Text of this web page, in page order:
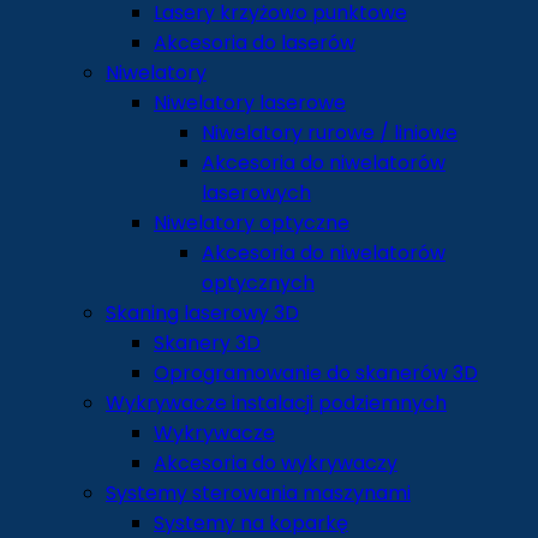
Lasery krzyżowo punktowe
Akcesoria do laserów
Niwelatory
Niwelatory laserowe
Niwelatory rurowe / liniowe
Akcesoria do niwelatorów
laserowych
Niwelatory optyczne
Akcesoria do niwelatorów
optycznych
Skaning laserowy 3D
Skanery 3D
Oprogramowanie do skanerów 3D
Wykrywacze instalacji podziemnych
Wykrywacze
Akcesoria do wykrywaczy
Systemy sterowania maszynami
Systemy na koparkę